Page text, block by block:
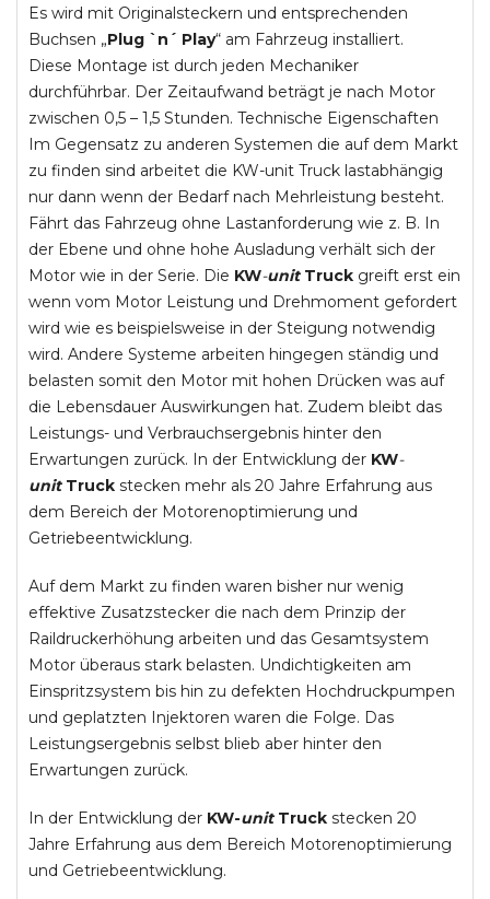
Es wird mit Originalsteckern und entsprechenden
Buchsen „Plug `n´ Play“ am Fahrzeug installiert.
Diese Montage ist durch jeden Mechaniker
durchführbar. Der Zeitaufwand beträgt je nach Motor
zwischen 0,5 – 1,5 Stunden. Technische Eigenschaften
Im Gegensatz zu anderen Systemen die auf dem Markt
zu finden sind arbeitet die KW-unit Truck lastabhängig
nur dann wenn der Bedarf nach Mehrleistung besteht.
Fährt das Fahrzeug ohne Lastanforderung wie z. B. In
der Ebene und ohne hohe Ausladung verhält sich der
Motor wie in der Serie. Die KW-unit Truck greift erst ein
wenn vom Motor Leistung und Drehmoment gefordert
wird wie es beispielsweise in der Steigung notwendig
wird. Andere Systeme arbeiten hingegen ständig und
belasten somit den Motor mit hohen Drücken was auf
die Lebensdauer Auswirkungen hat. Zudem bleibt das
Leistungs- und Verbrauchsergebnis hinter den
Erwartungen zurück. In der Entwicklung der KW-
unit Truck stecken mehr als 20 Jahre Erfahrung aus
dem Bereich der Motorenoptimierung und
Getriebeentwicklung.
Auf dem Markt zu finden waren bisher nur wenig
effektive Zusatzstecker die nach dem Prinzip der
Raildruckerhöhung arbeiten und das Gesamtsystem
Motor überaus stark belasten. Undichtigkeiten am
Einspritzsystem bis hin zu defekten Hochdruckpumpen
und geplatzten Injektoren waren die Folge. Das
Leistungsergebnis selbst blieb aber hinter den
Erwartungen zurück.
In der Entwicklung der KW-unitTruck stecken 20
Jahre Erfahrung aus dem Bereich Motorenoptimierung
und Getriebeentwicklung.